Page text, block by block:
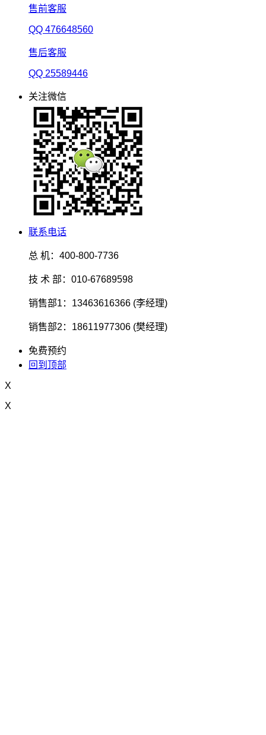
售前客服
QQ 476648560
售后客服
QQ 25589446
关注微信
联系电话
总 机：400-800-7736
技 术 部：010-67689598
销售部1：13463616366 (李经理)
销售部2：18611977306 (樊经理)
免费预约
回到顶部
X
X